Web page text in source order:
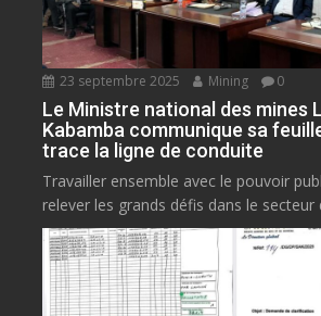
23 septembre 2025 Mining 0
Le Ministre national des mines
Kabamba communique sa
trace la ligne de conduite
Travailler ensemble avec le pouvoir
relever les grands défis dans le secteur